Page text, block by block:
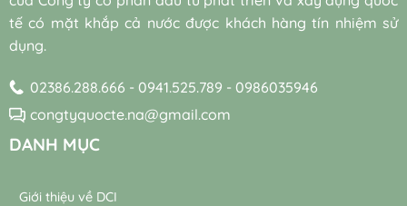
tế có mặt khắp cả nước được khách hàng tín nhiệm sử
dụng.
02386.288.666 - 0941.525.789 - 0986035946
congtyquocte.na@gmail.com
DANH MỤC
Giới thiệu về DCI